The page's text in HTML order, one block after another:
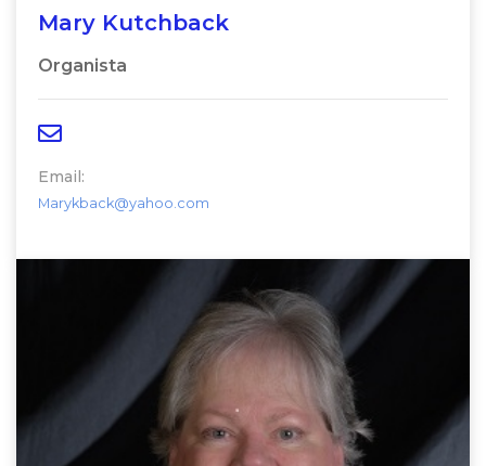
Mary Kutchback
Organista
Email:
Marykback@yahoo.com